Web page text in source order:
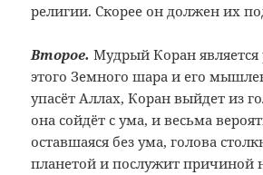
религии. Скорее он должен их
Второе. Мудрый Коран
этого Земного шара и его
упасёт Аллах, Коран выйдет из
она сойдёт с ума, и весьма
оставшаяся без ума, голова
планетой и послужит причиной